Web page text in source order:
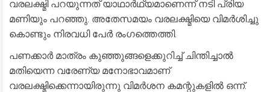
വരലക്ഷ്മി പറയുന്നത് യാഥാർഥ്യമാണെന്ന് നടി പ്രിയ
മണിയും പറഞ്ഞു. അതേസമയം വരലക്ഷ്മിയെ വിമർശിച്ചു
കൊണ്ടും നിരവധി പേർ രം​ഗത്തെത്തി.
പണക്കാർ മാത്രം കുഞ്ഞുങ്ങളെക്കുറിച്ച് ചിന്തിച്ചാൽ
മതിയെന്ന വരേണ്യ മനോഭാവമാണ്
വരലക്ഷ്മിക്കെന്നായിരുന്നു വിമർശന കമന്റുകളിൽ ഒന്ന്.